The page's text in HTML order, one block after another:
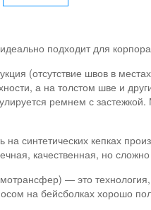
идеально подходит для
(отсутствие швов в
а на толстом шве и
ремнем с
на синтетических кепках
качественная, но
— это
на бейсболках хорошо